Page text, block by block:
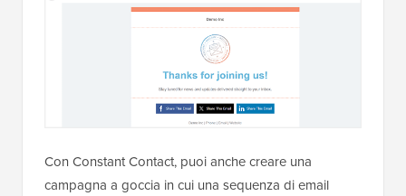
Con Constant Contact, puoi anche creare una
campagna a goccia in cui una sequenza di email